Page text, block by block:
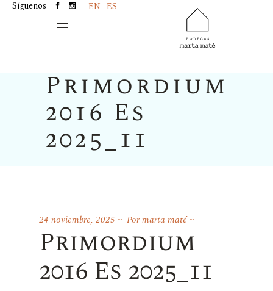
Síguenos EN ES
Primordium
2016 Es
2025_11
24 noviembre, 2025 Pormarta maté
Primordium
2016 Es 2025_11